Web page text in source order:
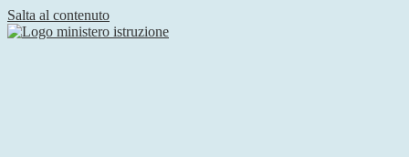
Salta al contenuto